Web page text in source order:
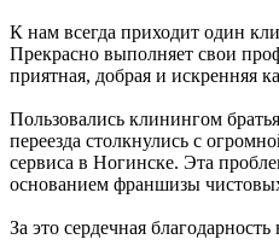
К нам всегда приходит один
Прекрасно выполняет свои
приятная, добрая и искренняя
Пользовались клинингом
переезда столкнулись с
сервиса в Ногинске. Эта
основанием франшизы
За это сердечная